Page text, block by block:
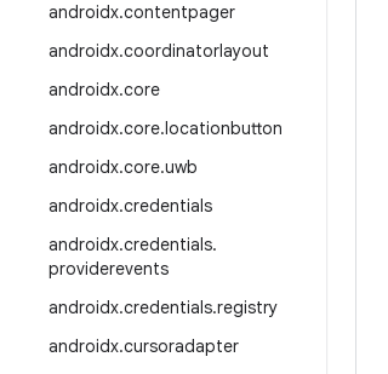
androidx.contentpager
androidx.coordinatorlayout
androidx.core
androidx.core.locationbutton
androidx.core.uwb
androidx.credentials
androidx.credentials.
providerevents
androidx.credentials.registry
androidx.cursoradapter